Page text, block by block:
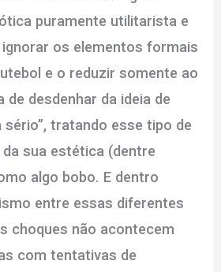
puramente utilitarista e
os elementos formais
e o reduzir somente ao
de desdenhar da ideia de
sério”, tratando esse tipo de
sua estética (dentre
algo bobo. E dentro
entre essas diferentes
choques não acontecem
com tentativas de